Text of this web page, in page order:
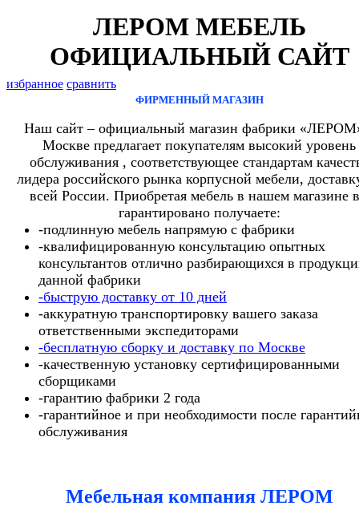
избранное сравнить
ЛЕРОМ МЕБЕЛЬ
ОФИЦИАЛЬНЫЙ САЙТ
ФИРМЕННЫЙ МАГАЗИН
Наш сайт – официальный магазин фабрики
Москве предлагает покупателям высокий уровень
обслуживания , соответствующее стандартам
лидера российского рынка корпусной мебели,
всей России. Приобретая мебель в нашем магазине
гарантировано получаете:
-подлинную мебель напрямую с фабрики
-квалифицированную консультацию опытных
консультантов отлично разбирающихся в
данной фабрики
-быструю доставку от 10 дней
-аккуратную транспортировку вашего заказа
ответственными экспедиторами
-бесплатную сборку и доставку по Москве
-качественную установку сертифицированными
сборщиками
-гарантию фабрики 2 года
-гарантийное и при необходимости после
обслуживания
Мебельная компания ЛЕРОМ